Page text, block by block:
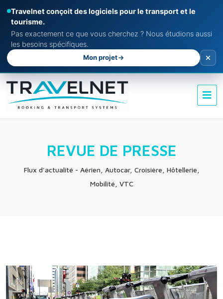
Travelnet conçoit des logiciels pour le transport et le
tourisme.
Pas exactement ce que vous cherchez ? Nous étudions aussi
les besoins spécifiques.
Mon projet
REVUE DE PRESSE
Flux d'actualité - Aérien, Autocar, Croisière, Hôtellerie,
Mobilité, VTC